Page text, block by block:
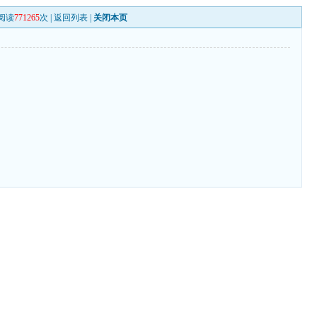
读771265次 |返回列表 关闭本页